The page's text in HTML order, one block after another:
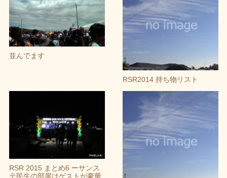
並んでます
RSR2014 持ち物リスト
RSR 2015 まとめ6 ーサンス
テ民生の部屋はゲストが豪華